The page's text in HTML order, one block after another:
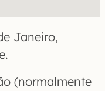
Janeiro,
(normalmente